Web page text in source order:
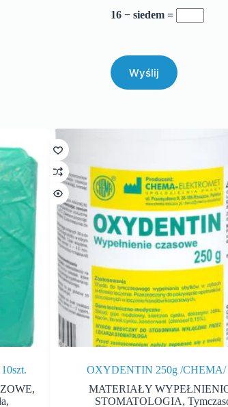
16 − siedem =
Wyślij
,
,
OXYDENTIN 250g /CHEMA/
MATERIAŁY
STOMATOLOGIA,